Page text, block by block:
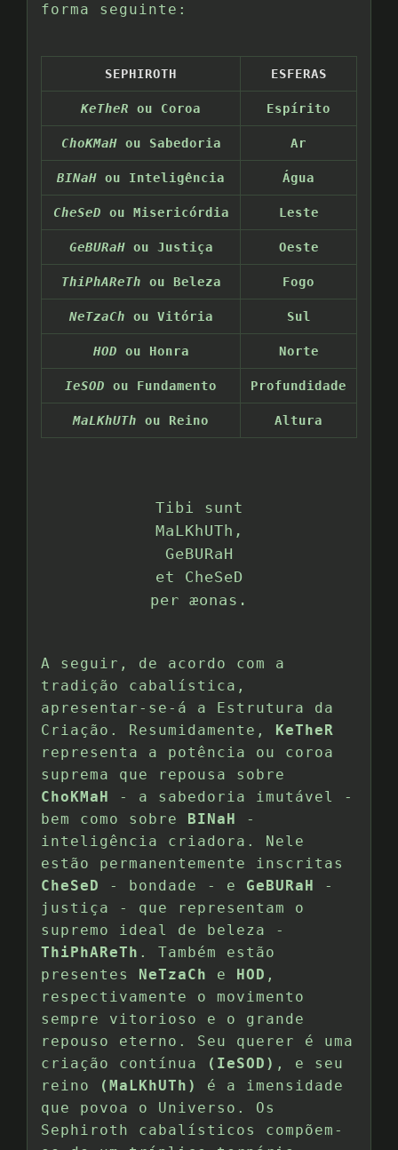
forma seguinte:
SEPHIROTH ESFERAS
KeTheR ou Coroa Espírito
ChoKMaHou Sabedoria Ar
BINaH ou Inteligência Água
CheSeD ou Misericórdia Leste
GeBURaHou Justiça Oeste
ThiPhAReTh ou Beleza Fogo
NeTzaCh ou Vitória Sul
HOD ou Honra Norte
IeSOD ou Fundamento Profundidade
MaLKhUTh ou Reino Altura
Tibi sunt
MaLKhUTh,
GeBURaH
et CheSeD
per æonas.
A seguir, de acordo com a
tradição cabalística,
apresentar-se-á a Estrutura da
Criação. Resumidamente, KeTheR
representa a potência ou coroa
suprema que repousa sobre
ChoKMaH
- a sabedoria imutável -
bem como sobre BINaH
-
inteligência criadora. Nele
estão permanentemente inscritas
CheSeD
- bondade - e GeBURaH
-
justiça - que representam o
supremo ideal de beleza -
ThiPhAReTh . Também estão
presentes NeTzaCh e HOD ,
respectivamente o movimento
sempre vitorioso e o grande
repouso eterno. Seu querer é uma
criação contínua
(IeSOD) , e seu
reino
(MaLKhUTh)
é a imensidade
que povoa o Universo. Os
Sephiroth cabalísticos compõem-